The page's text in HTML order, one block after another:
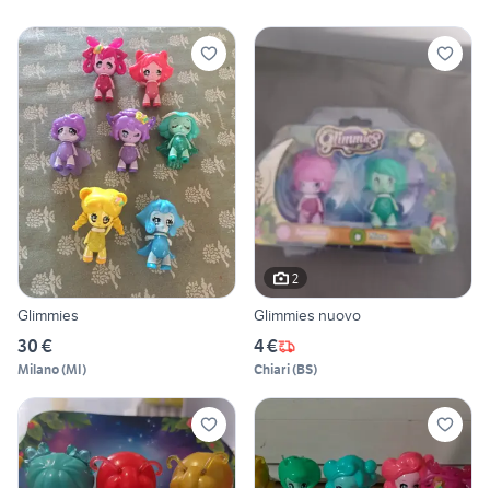
Glimmies
30 €
Milano(MI)
2
Glimmies nuovo
4 €
Chiari(BS)